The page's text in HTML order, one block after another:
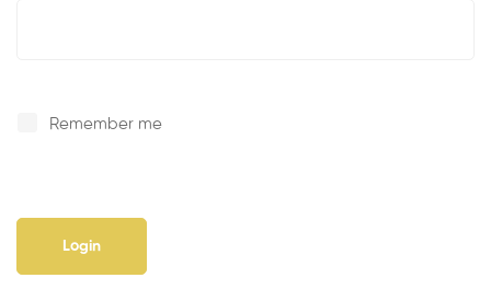
Remember me